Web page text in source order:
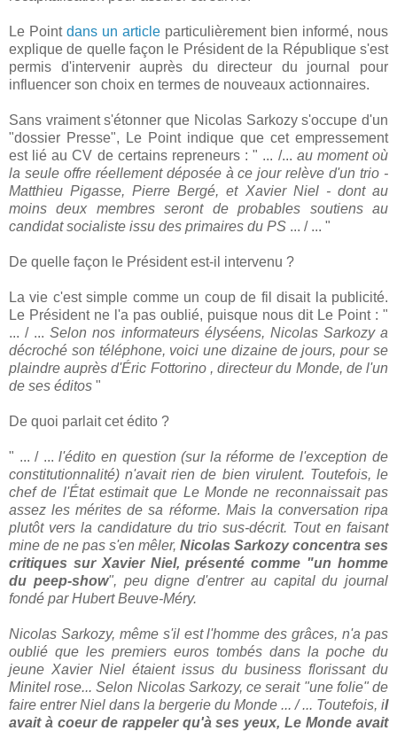
Le Point dans un article particulièrement bien informé, nous
explique de quelle façon le Président de la République s'est
permis d'intervenir auprès du directeur du journal pour
influencer son choix en termes de nouveaux actionnaires.
Sans vraiment s'étonner que Nicolas Sarkozy s'occupe d'un
"dossier Presse", Le Point indique que cet empressement
est lié au CV de certains repreneurs : " ... /... au moment où
la seule offre réellement déposée à ce jour relève d'un trio -
Matthieu Pigasse, Pierre Bergé, et Xavier Niel - dont au
moins deux membres seront de probables soutiens au
candidat socialiste issu des primaires du PS ... / ... "
De quelle façon le Président est-il intervenu ?
La vie c'est simple comme un coup de fil disait la publicité.
Le Président ne l'a pas oublié, puisque nous dit Le Point : "
... / ...Selon nos informateurs élyséens, Nicolas Sarkozy a
décroché son téléphone, voici une dizaine de jours, pour se
plaindre auprès d'Éric Fottorino , directeur du Monde, de l'un
de ses éditos "
De quoi parlait cet édito ?
" ... / ...l'édito en question (sur la réforme de l'exception de
constitutionnalité) n'avait rien de bien virulent. Toutefois, le
chef de l'État estimait que Le Monde ne reconnaissait pas
assez les mérites de sa réforme. Mais la conversation ripa
plutôt vers la candidature du trio sus-décrit. Tout en faisant
mine de ne pas s'en mêler, Nicolas Sarkozy concentra ses
critiques sur Xavier Niel, présenté comme "un homme
du peep-show", peu digne d'entrer au capital du journal
fondé par Hubert Beuve-Méry.
Nicolas Sarkozy, même s'il est l'homme des grâces, n'a pas
oublié que les premiers euros tombés dans la poche du
jeune Xavier Niel étaient issus du business florissant du
Minitel rose... Selon Nicolas Sarkozy, ce serait "une folie" de
faire entrer Niel dans la bergerie du Monde ... / ... Toutefois, il
avait à coeur de rappeler qu'à ses yeux, Le Monde avait